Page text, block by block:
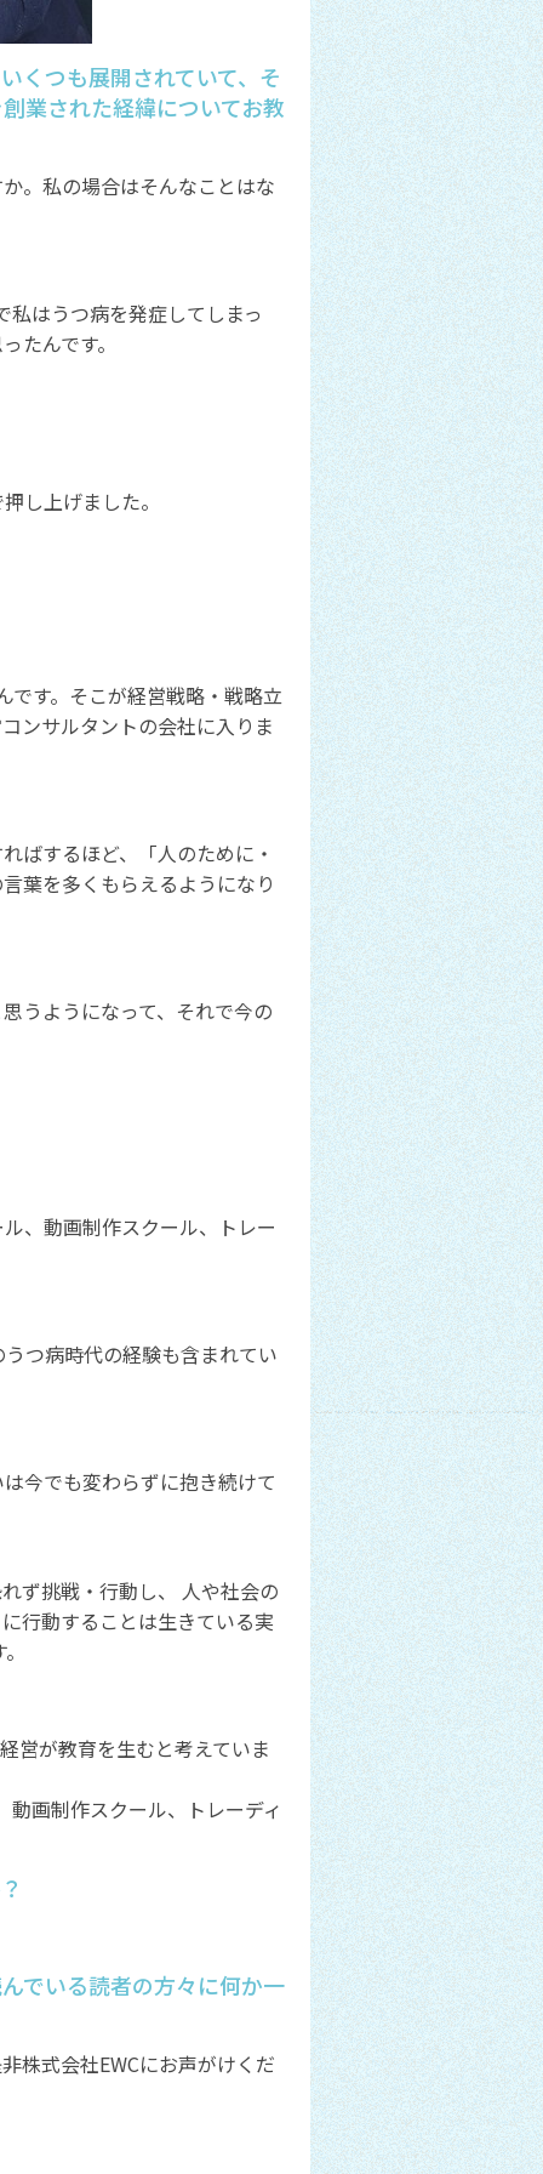
くつも展開されていて、そ
業された経緯についてお教
。私の場合はそんなことはな
はうつ病を発症してしまっ
たんです。
し上げました。
です。そこが経営戦略・戦略立
ンサルタントの会社に入りま
ばするほど、「人のために・
葉を多くもらえるようになり
うようになって、それで今の
、動画制作スクール、トレー
つ病時代の経験も含まれてい
今でも変わらずに抱き続けて
ず挑戦・行動し、 人や社会の
行動することは生きている実
営が教育を生むと考えていま
画制作スクール、トレーディ
でいる読者の方々に何か一
株式会社EWCにお声がけくだ